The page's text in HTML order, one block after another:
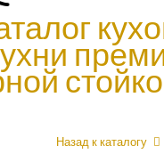
Назад к каталогу